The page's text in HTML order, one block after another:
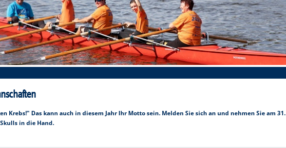
Krebs!" Das kann auch in diesem Jahr Ihr Motto sein. Melden Sie sich an und nehmen Sie am 31.
in die Hand.